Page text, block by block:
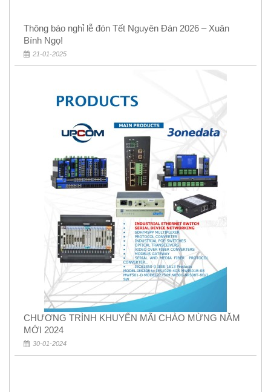
Thông báo nghỉ lễ đón Tết Nguyên Đán 2026 – Xuân
Bính Ngọ!
21-01-2025
CHƯƠNG TRÌNH KHUYẾN MÃI CHÀO MỪNG NĂM
MỚI 2024
30-01-2024